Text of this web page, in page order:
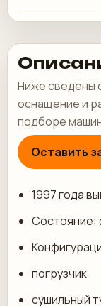
Ниже сведены
оснащение и
подборе
Оставить
1997 года
Состояние:
погрузчик
сушильный